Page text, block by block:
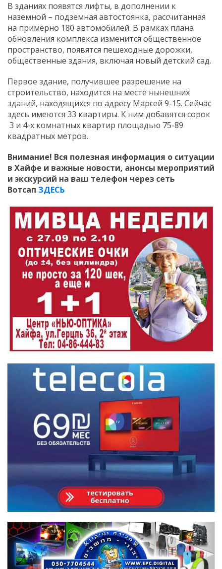
В зданиях появятся лифты, в дополнении к
наземной – подземная автостоянка, рассчитанная
на примерно 180 автомобилей. В рамках плана
обновления комплекса изменится общественное
пространство, появятся пешеходные дорожки,
общественные здания, включая новый детский сад.
Первое здание, получившее разрешение на
строительство, находится на месте нынешних
зданий, находящихся по адресу Марсей 9-15. Сейчас
здесь имеются 33 квартиры. К ним добавятся сорок
3 и 4-х комнатных квартир площадью 75-89
квадратных метров.
Внимание! Вся полезная информация о ситуации
в Хайфе и важные новости, анонсы мероприятий
и экскурсий на ваш телефон через сеть
Вотсап ЗДЕСЬ